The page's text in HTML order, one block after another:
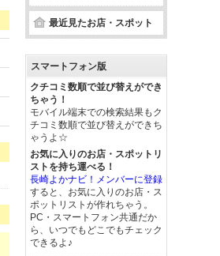
最近見たお店・スポット
スマートフォン版
クチコミ数順で並び替えができ
ちゃう！
モバイル端末での検索結果もク
チコミ数順で並び替えができち
ゃうよ☆
お気に入りのお店・スポットリ
ストを持ち運べる！
長崎よかナビ！メンバーに登録
すると、お気に入りのお店・ス
ポットリストが作れちゃう。
PC・スマートフォン共通だか
ら、いつでもどこでもチェック
できるよ♪